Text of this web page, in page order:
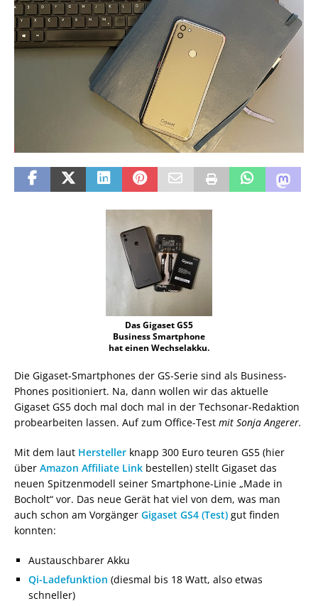
Das Gigaset GS5
Business Smartphone
hat einen Wechselakku.
Die Gigaset-Smartphones der GS-Serie sind als Business-
Phones positioniert. Na, dann wollen wir das aktuelle
Gigaset GS5 doch mal doch mal in der Techsonar-Redaktion
probearbeiten lassen. Auf zum Office-Test mit Sonja Angerer.
Mit dem laut Hersteller knapp 300 Euro teuren GS5 (hier
über Amazon Affiliate Link bestellen) stellt Gigaset das
neuen Spitzenmodell seiner Smartphone-Linie „Made in
Bocholt“ vor. Das neue Gerät hat viel von dem, was man
auch schon am Vorgänger Gigaset GS4 (Test) gut finden
konnten:
Austauschbarer Akku
Qi-Ladefunktion (diesmal bis 18 Watt, also etwas
schneller)